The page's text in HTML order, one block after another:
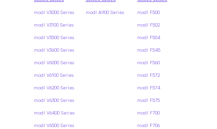
modl V3000 Series
modl V3100 Series
modl V3500 Series
modl V3600 Series
modl V6000 Series
modl V6100 Series
modl V6200 Series
modl V6300 Series
modl V6400 Series
modl V6500 Series
modl A900 Series modl F500
modl F502
modl F504
modl F545
modl F560
modl F572
modl F574
modl F575
modl F700
modl F706